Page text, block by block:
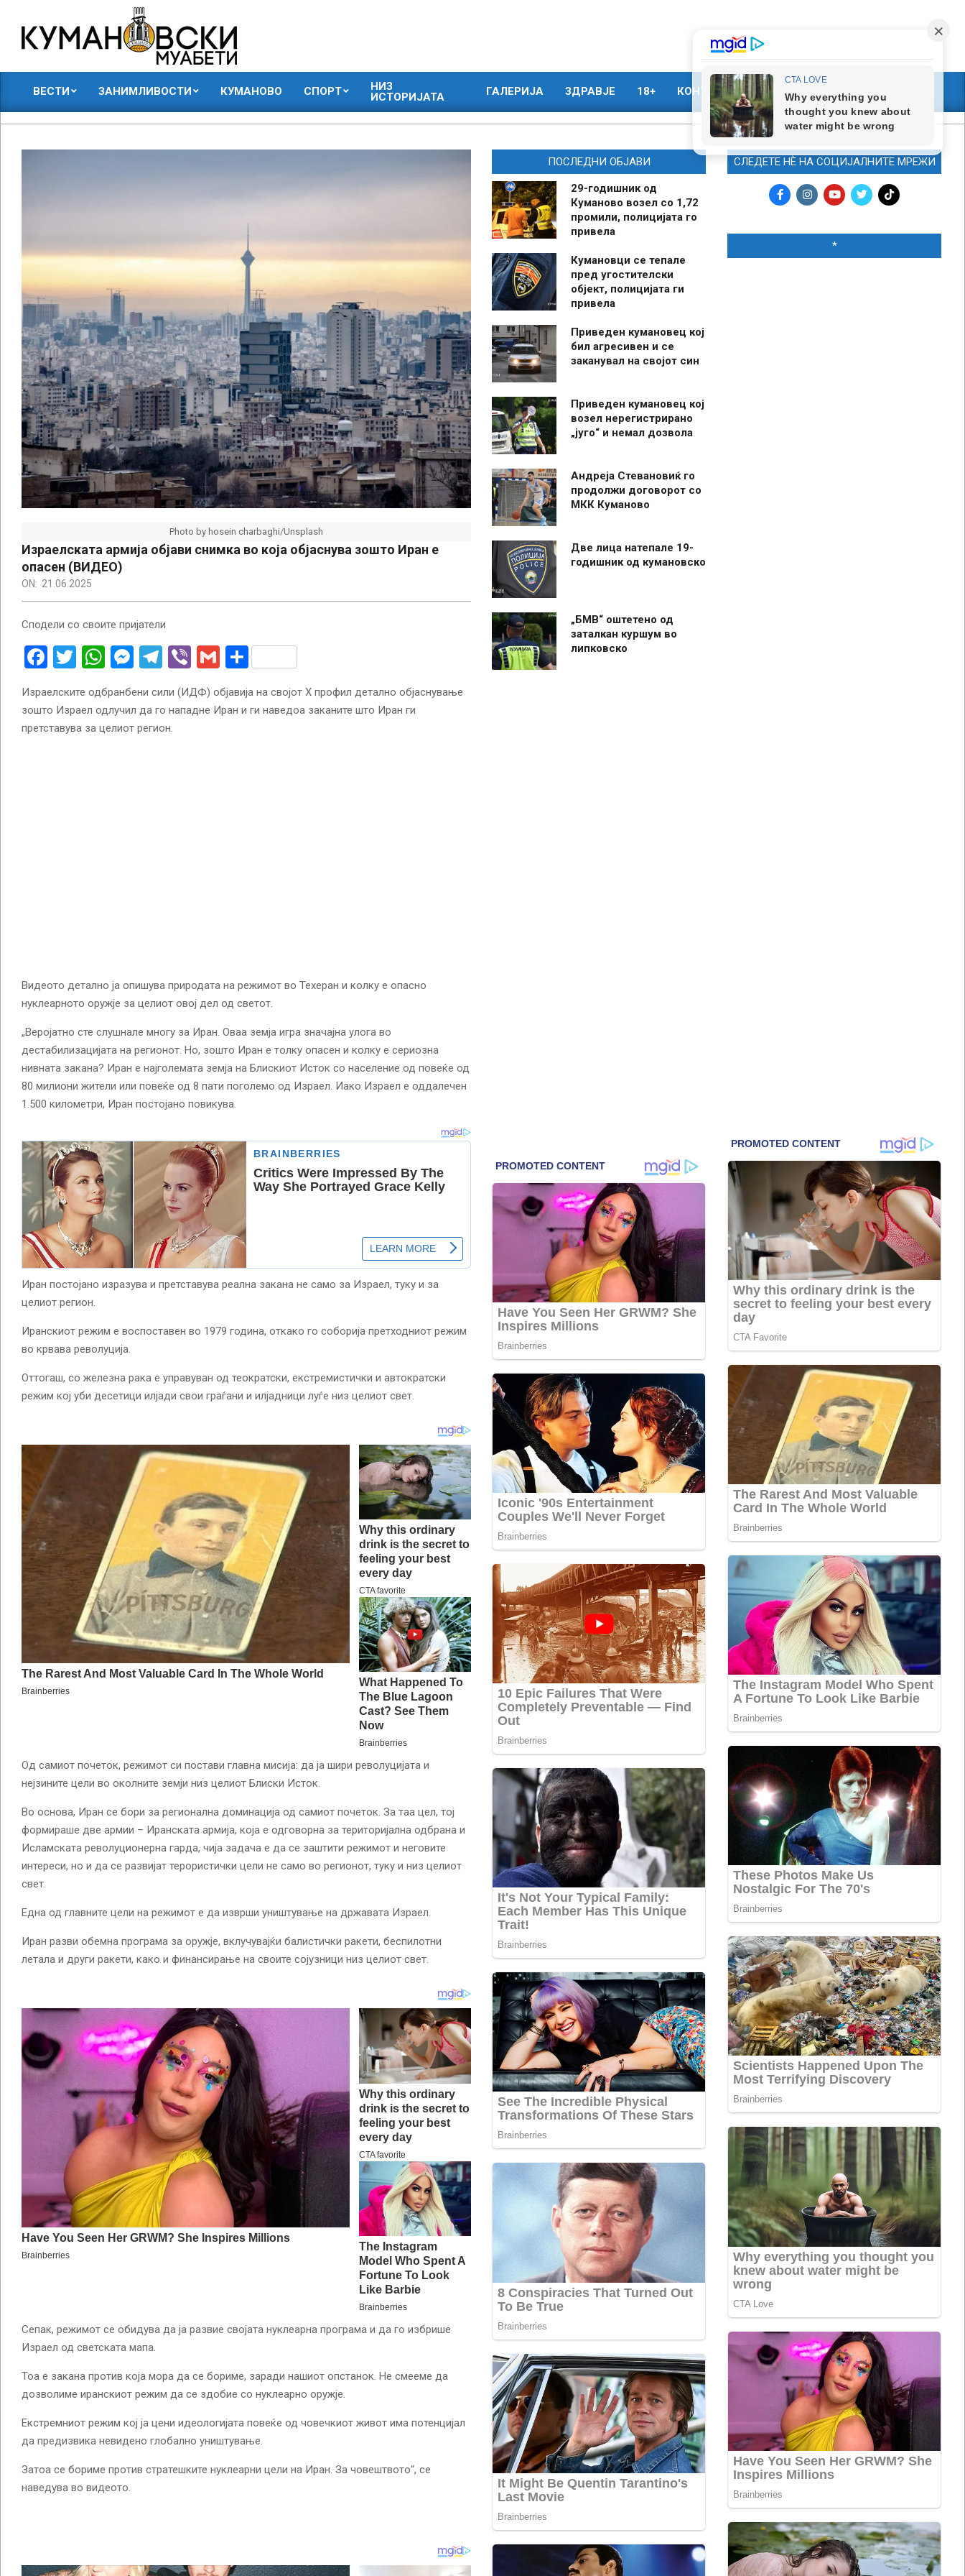
content
КУМАНОВСКИ
МУАБЕТИ
ВЕСТИ ЗАНИМЛИВОСТИ КУМАНОВО СПОРТ
НИЗ
ИСТОРИЈАТА
ГАЛЕРИЈА ЗДРАВЈЕ 18+ КОНТАКТ МАРКЕТИНГ
Photo by hosein charbaghi/Unsplash
Израелската армија објави снимка во која објаснува зошто Иран е
опасен (ВИДЕО)
ON: 21.06.2025
Сподели со своите пријатели
Facebook
Twitter
WhatsApp
Messenger
Telegram
ViberGmailShare
Израелските одбранбени сили (ИДФ) објавија на својот X профил детално објаснување
зошто Израел одлучил да го нападне Иран и ги наведоа заканите што Иран ги
претставува за целиот регион.
Видеото детално ја опишува природата на режимот во Техеран и колку е опасно
нуклеарното оружје за целиот овој дел од светот.
„Веројатно сте слушнале многу за Иран. Оваа земја игра значајна улога во
дестабилизацијата на регионот. Но, зошто Иран е толку опасен и колку е сериозна
нивната закана? Иран е најголемата земја на Блискиот Исток со население од повеќе од
80 милиони жители или повеќе од 8 пати поголемо од Израел. Иако Израел е оддалечен
1.500 километри, Иран постојано повикува.
Иран постојано изразува и претставува реална закана не само за Израел, туку и за
целиот регион.
Иранскиот режим е воспоставен во 1979 година, откако го соборија претходниот режим
во крвава револуција.
Оттогаш, со железна рака е управуван од теократски, екстремистички и автократски
режим кој уби десетици илјади свои граѓани и илјадници луѓе низ целиот свет.
Од самиот почеток, режимот си постави главна мисија: да ја шири револуцијата и
нејзините цели во околните земји низ целиот Блиски Исток.
Во основа, Иран се бори за регионална доминација од самиот почеток. За таа цел, тој
формираше две армии – Иранската армија, која е одговорна за територијална одбрана и
Исламската револуционерна гарда, чија задача е да се заштити режимот и неговите
интереси, но и да се развијат терористички цели не само во регионот, туку и низ целиот
свет.
Една од главните цели на режимот е да изврши уништување на државата Израел.
Иран разви обемна програма за оружје, вклучувајќи балистички ракети, беспилотни
летала и други ракети, како и финансирање на своите сојузници низ целиот свет.
Сепак, режимот се обидува да ја развие својата нуклеарна програма и да го избрише
Израел од светската мапа.
Тоа е закана против која мора да се бориме, заради нашиот опстанок. Не смееме да
дозволиме иранскиот режим да се здобие со нуклеарно оружје.
Екстремниот режим кој ја цени идеологијата повеќе од човечкиот живот има потенцијал
да предизвика невидено глобално уништување.
Затоа се бориме против стратешките нуклеарни цели на Иран. За човештвото“, се
наведува во видеото.
ПОСЛЕДНИ ОБЈАВИ
29-годишник од
Куманово возел со 1,72
промили, полицијата го
привела
Кумановци се тепале
пред угостителски
објект, полицијата ги
привела
Приведен кумановец кој
бил агресивен и се
заканувал на својот син
Приведен кумановец кој
возел нерегистрирано
„југо“ и немал дозвола
Андреја Стевановиќ го
продолжи договорот со
МКК Куманово
Две лица натепале 19-
годишник од кумановско
„БМВ“ оштетено од
заталкан куршум во
липковско
СЛЕДЕТЕ НЀ НА СОЦИЈАЛНИТЕ МРЕЖИ
*